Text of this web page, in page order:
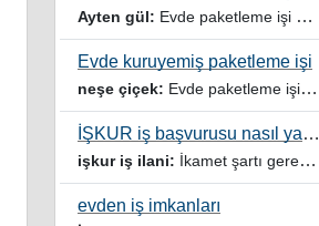
Ayten gül: Evde paketleme işi ariyorum
Evde kuruyemiş paketleme işi
neşe çiçek: Evde paketleme işi veren firmalar ariyorum
İŞKUR iş başvurusu nasıl yapılır
işkur iş ilani: İkamet şartı gerektirmeyen işler veya iş ilanlari da listelensin. Arama sonucuna işverenin tercih ettiği ikamet illeri de eklense olmazmi
evden iş imkanları